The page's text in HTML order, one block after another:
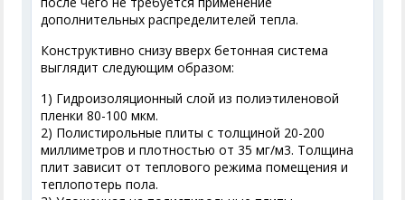
дополнительных распределителей тепла.
Конструктивно снизу вверх бетонная система
выглядит следующим образом:
1) Гидроизоляционный слой из полиэтиленовой
пленки 80-100 мкм.
2) Полистирольные плиты с толщиной 20-200
миллиметров и плотностью от 35 мг/м3. Толщина
плит зависит от теплового режима помещения и
теплопотерь пола.